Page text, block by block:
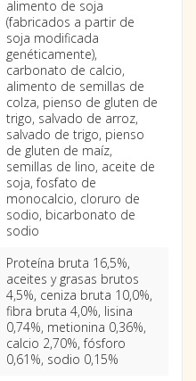
alimento de soja
(fabricados a partir de
soja modificada
genéticamente),
carbonato de calcio,
alimento de semillas de
colza, pienso de gluten de
trigo, salvado de arroz,
salvado de trigo, pienso
de gluten de maíz,
semillas de lino, aceite de
soja, fosfato de
monocalcio, cloruro de
sodio, bicarbonato de
sodio
Proteína bruta 16,5%,
aceites y grasas brutos
4,5%, ceniza bruta 10,0%,
fibra bruta 4,0%, lisina
0,74%, metionina 0,36%,
calcio 2,70%, fósforo
0,61%, sodio 0,15%